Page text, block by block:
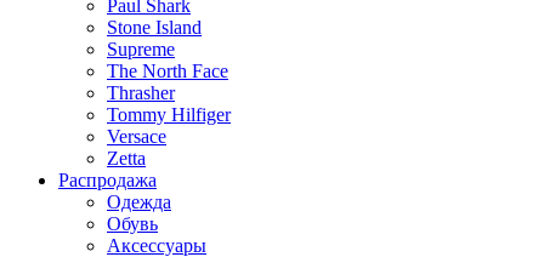
Paul Shark
Stone Island
Supreme
The North Face
Thrasher
Tommy Hilfiger
Versace
Zetta
Распродажа
Одежда
Обувь
Аксессуары